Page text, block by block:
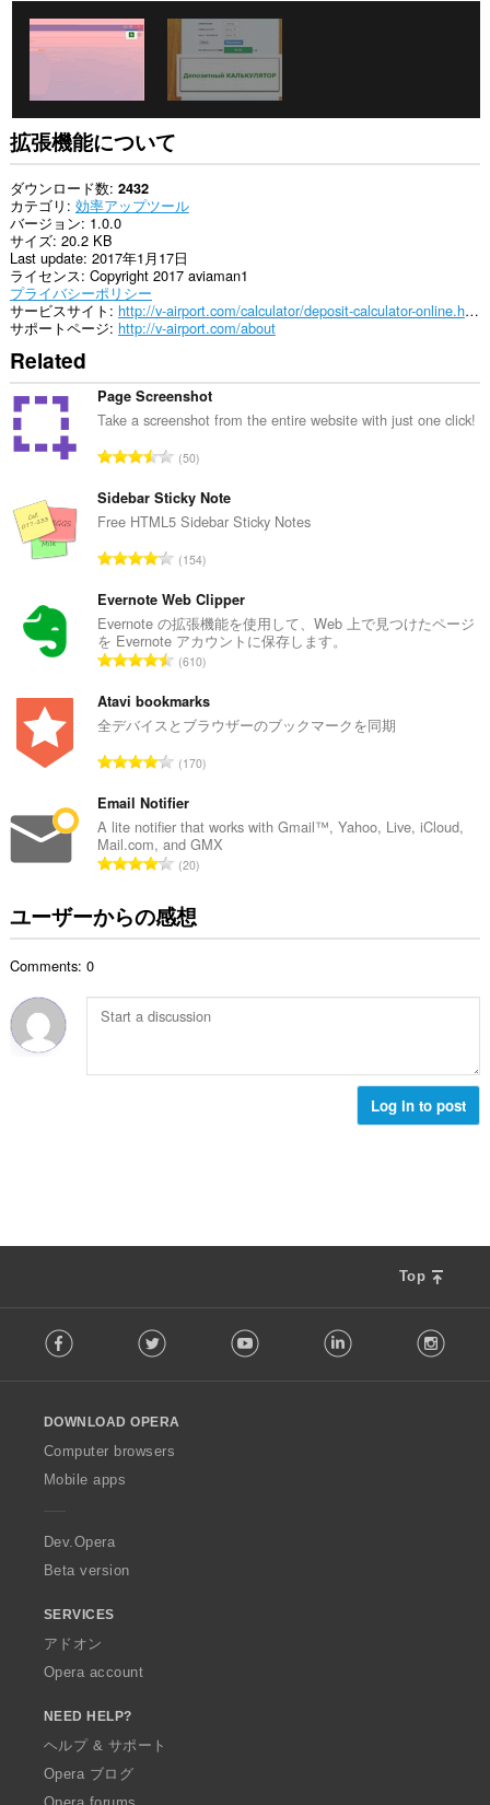
拡張機能について
ダウンロード数 2432
カテゴリ 効率アップツール
バージョン 1.0.0
サイズ 20.2 KB
Last update 2017年1月17日
ライセンス Copyright 2017 aviaman1
プライバシーポリシー
サービスサイト
http://v-airport.com/calculator/deposit-calculator-online.html
サポートページ http://v-airport.com/about
Related
Page Screenshot
Take a screenshot from the entire website with just one click!
評
の
総
：
50
Sidebar Sticky Note
Free HTML5 Sidebar Sticky Notes
評
の
総
数
：
154
Evernote Web Clipper
Evernote の拡張機能を使用して、Web 上で見つけたページ
を Evernote アカウントに保存します。
評
の
総
：
610
Atavi bookmarks
全デバイスとブラウザーのブックマークを同期
評
の
総
数
：
170
Email Notifier
A lite notifier that works with Gmail™, Yahoo, Live, iCloud,
Mail.com, and GMX
評
の
総
20
ユーザーからの感想
Comments: 0
Log in to post
Top
o
w
O
p
a
Facebook Twitter Youtube LinkedIn
DOWNLOAD OPERA
Computer browsers
Mobile apps
Dev.Opera
Beta version
SERVICES
アドオン
Opera account
NEED HELP?
ヘルプ & サポート
Opera ブログ